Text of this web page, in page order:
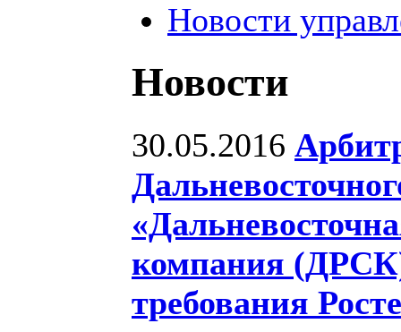
Новости
Новости
30.05.2016
компания
требования